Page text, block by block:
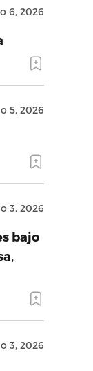
6, 2026
5, 2026
3, 2026
bajo
3, 2026